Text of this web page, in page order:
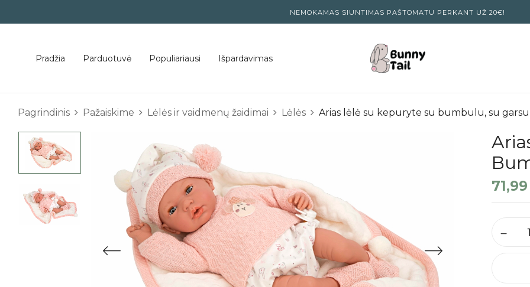
NEMOKAMAS SIUNTIMAS PAŠTOMATU PERKANT UŽ 20€!
Pradžia Parduotuvė Populiariausi Išpardavimas
Pagrindinis Pažaiskime Lėlės ir vaidmenų žaidimai Lėlės Arias lėlė su kepuryte su bumbulu, su